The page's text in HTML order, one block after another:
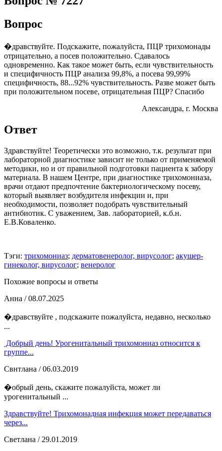
Вопрос
�дравствуйте. Подскажите, пожалуйста, ПЦР трихомонады
отрицательно, а посев положительно. Сдавалось
одновременно. Как такое может быть, если чувствительность
и специфичность ПЦР анализа 99,8%, а посева 99,99%
специфичность, 88...92% чувствительность. Разве может быть
при положительном посеве, отрицательная ПЦР? Спасибо
Александра, г. Москва
Ответ
Здравствуйте! Теоретически это возможно, т.к. результат при
лабораторной диагностике зависит не только от применяемой
методики, но и от правильной подготовки пациента к забору
материала. В нашем Центре, при диагностике трихомониаза,
врачи отдают предпочтение бактериологическому посеву,
который выявляет возбудителя инфекции и, при
необходимости, позволяет подобрать чувствительный
антибиотик. С уважением, Зав. лабораторией, к.б.н.
Е.В.Коваленко.
Тэги: трихомониаз; дерматовенеролог, вирусолог; акушер-
гинеколог, вирусолог; венеролог
Похожие вопросы и ответы
Анна / 08.07.2025
�дравствуйте , подскажите пожалуйста, недавно, несколько
...
Добрый день! Урогенитальный трихомониаз относится к
группе...
Свнтлана / 06.03.2019
�обрый день, скажите пожалуйста, может ли
урогенитальный ...
Здравствуйте! Трихомонадная инфекция может передаваться
через...
Светлана / 29.01.2019